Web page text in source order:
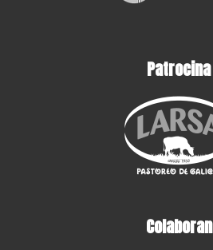
Patrocina
Colaboran